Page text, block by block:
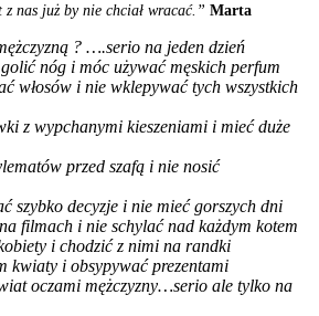
nas już by nie chciał wracać.” Marta
? ….serio na jeden dzień
nóg i móc używać męskich perfum
włosów i nie wklepywać tych wszystkich
z wypchanymi kieszeniami i mieć duże
przed szafą i nie nosić
szybko decyzje i nie mieć gorszych dni
filmach i nie schylać nad każdym kotem
i chodzić z nimi na randki
kwiaty i obsypywać prezentami
oczami mężczyzny…serio ale tylko na